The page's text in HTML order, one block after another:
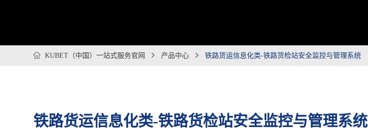
 KUBET（中国）一站式服务官网  产品中心  铁路货运信息化类-铁路货检站安全监控与管理系统
铁路货运信息化类-铁路货检站安全监控与管理系统